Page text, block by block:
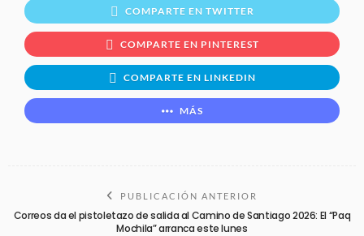
COMPARTE EN TWITTER
COMPARTE EN PINTEREST
COMPARTE EN LINKEDIN
MÁS
PUBLICACIÓN ANTERIOR
Correos da el pistoletazo de salida al Camino de Santiago 2026: El “Paq
Mochila” arranca este lunes